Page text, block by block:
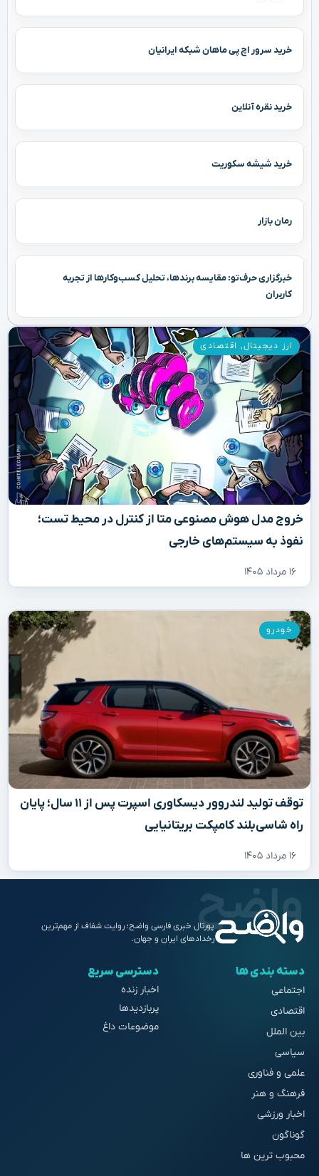
خرید سرور اچ پی ماهان شبکه ایرانیان
خرید نقره آنلاین
خرید شیشه سکوریت
رمان بازار
خبرگزاری حرف‌تو: مقایسه برندها، تحلیل کسب‌وکارها از تجربه
کاربران
خروج مدل هوش مصنوعی متا از کنترل در محیط تست؛
نفوذ به سیستم‌های خارجی
۱۶ مرداد ۱۴۰۵
ارز دیجیتال, اقتصادی
توقف تولید لندروور دیسکاوری اسپرت پس از ۱۱ سال؛ پایان
راه شاسی‌بلند کامپکت بریتانیایی
۱۶ مرداد ۱۴۰۵
خودرو
پورتال خبری فارسی واضح؛ روایت شفاف از مهم‌ترین
رخدادهای ایران و جهان.
دسته بندی ها
اجتماعی
اقتصادی
بین الملل
سیاسی
علمی و فناوری
فرهنگ و هنر
اخبار ورزشی
گوناگون
محبوب ترین ها
دسترسی سریع
اخبار زنده
پربازدیدها
موضوعات داغ